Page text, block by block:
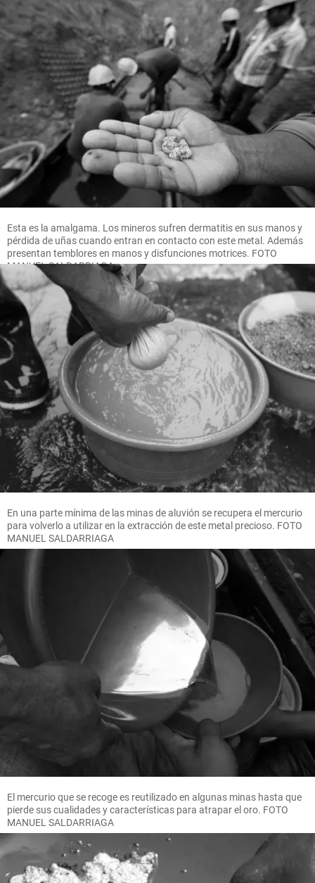
Esta es la amalgama. Los mineros sufren dermatitis en sus manos y
pérdida de uñas cuando entran en contacto con este metal. Además
presentan temblores en manos y disfunciones motrices. FOTO
MANUEL SALDARRIAGA
En una parte mínima de las minas de aluvión se recupera el mercurio
para volverlo a utilizar en la extracción de este metal precioso. FOTO
MANUEL SALDARRIAGA
El mercurio que se recoge es reutilizado en algunas minas hasta que
pierde sus cualidades y características para atrapar el oro. FOTO
MANUEL SALDARRIAGA